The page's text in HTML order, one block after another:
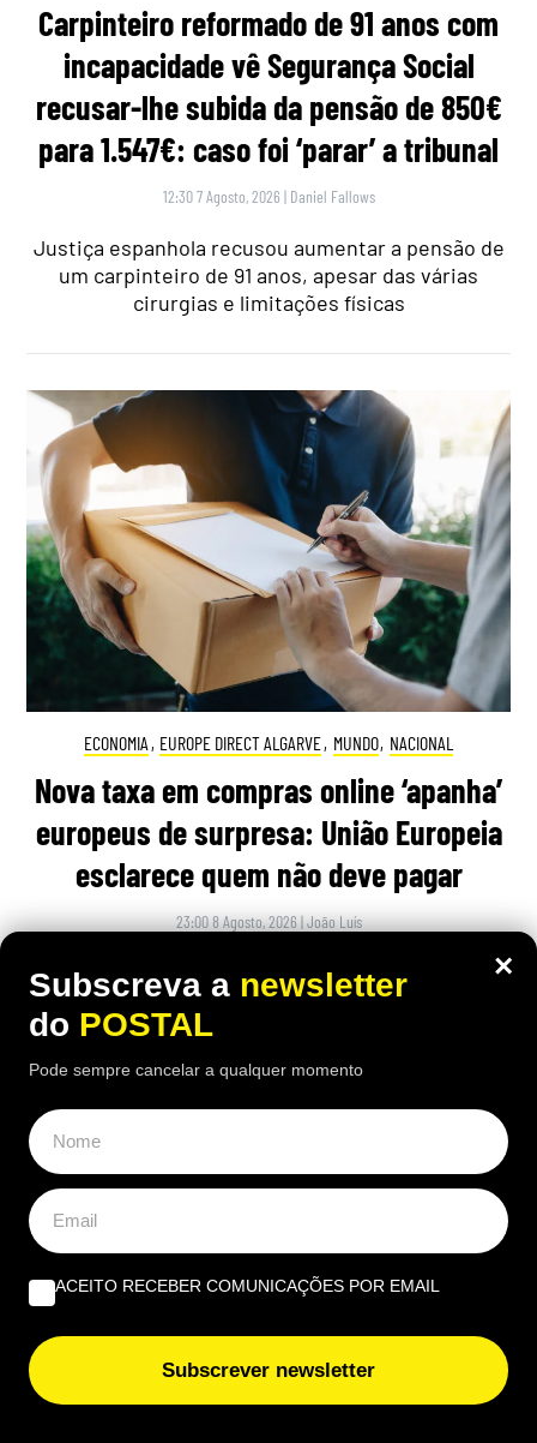
Carpinteiro reformado de 91 anos com
incapacidade vê Segurança Social
recusar-lhe subida da pensão de 850€
para 1.547€: caso foi ‘parar’ a tribunal
12:30 7 Agosto, 2026 | Daniel Fallows
Justiça espanhola recusou aumentar a pensão de
um carpinteiro de 91 anos, apesar das várias
cirurgias e limitações físicas
ECONOMIA , EUROPE DIRECT ALGARVE, MUNDO, NACIONAL
Nova taxa em compras online ‘apanha’
europeus de surpresa: União Europeia
esclarece quem não deve pagar
23:00 8 Agosto, 2026|João Luís
Uma taxa criada para encomendas de baixo valor
está a gerar dúvidas entre quem compra fora da
União Europeia
×
Subscreva a newsletter
do POSTAL
Pode sempre cancelar a qualquer momento
ACEITO RECEBER COMUNICAÇÕES POR EMAIL
Subscrever newsletter